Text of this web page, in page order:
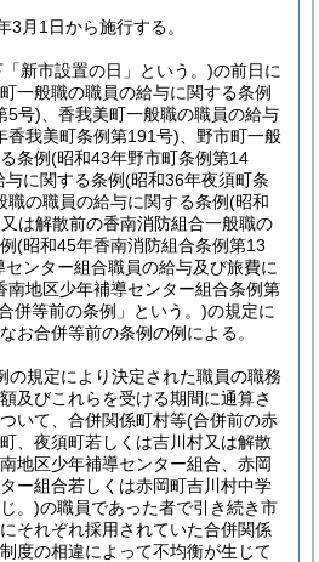
3月1日から施行する。
新市設置の日」という。)の前日に
一般職の職員の給与に関する条例
5号) 、香我美町一般職の職員の給与
香我美町条例第191号) 、野市町一般
条例(昭和43年野市町条例第14
与に関する条例(昭和36年夜須町条
職の職員の給与に関する条例(昭和
又は解散前の香南消防組合一般職の
(昭和45年香南消防組合条例第13
センター組合職員の給与及び旅費に
南地区少年補導センター組合条例第
併等前の条例」という。)の規定に
お合併等前の条例の例による。
の規定により決定された職員の職務
及びこれらを受ける期間に通算さ
いて、合併関係町村等(合併前の赤
、夜須町若しくは吉川村又は解散
地区少年補導センター組合、赤岡
ー組合若しくは赤岡町吉川村中学
。)の職員であった者で引き続き市
それぞれ採用されていた合併関係
度の相違によって不均衡が生じて